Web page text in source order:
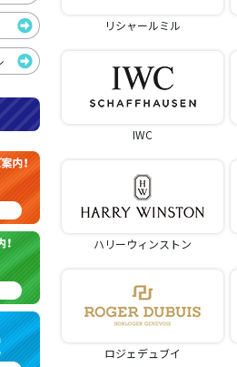
リシャールミル
IWC
ハリーウィンストン
ロジェデュブイ